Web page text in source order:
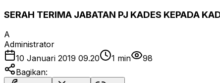
SERAH TERIMA JABATAN PJ KADES KEPADA
A
Administrator
10 Januari 2019 09.20
1 min
98
Bagikan: